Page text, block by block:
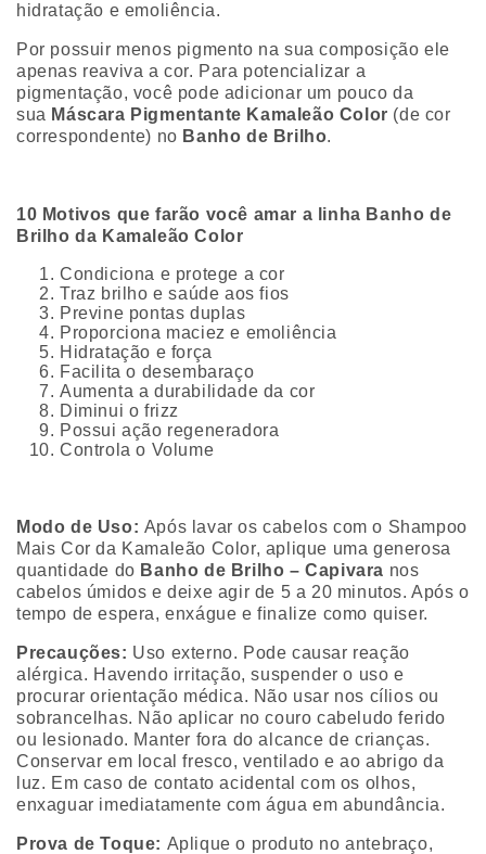
hidratação e emoliência.
Por possuir menos pigmento na sua composição ele
apenas reaviva a cor. Para potencializar a
pigmentação, você pode adicionar um pouco da
sua Máscara Pigmentante Kamaleão Color (de cor
correspondente) no Banho de Brilho.
10 Motivos que farão você amar a linha Banho de
Brilho da Kamaleão Color
Condiciona e protege a cor
Traz brilho e saúde aos fios
Previne pontas duplas
Proporciona maciez e emoliência
Hidratação e força
Facilita o desembaraço
Aumenta a durabilidade da cor
Diminui o frizz
Possui ação regeneradora
Controla o Volume
Modo de Uso: Após lavar os cabelos com o Shampoo
Mais Cor da Kamaleão Color, aplique uma generosa
quantidade do Banho de Brilho – Capivara nos
cabelos úmidos e deixe agir de 5 a 20 minutos. Após o
tempo de espera, enxágue e finalize como quiser.
Precauções: Uso externo. Pode causar reação
alérgica. Havendo irritação, suspender o uso e
procurar orientação médica. Não usar nos cílios ou
sobrancelhas. Não aplicar no couro cabeludo ferido
ou lesionado. Manter fora do alcance de crianças.
Conservar em local fresco, ventilado e ao abrigo da
luz. Em caso de contato acidental com os olhos,
enxaguar imediatamente com água em abundância.
Prova de Toque: Aplique o produto no antebraço,